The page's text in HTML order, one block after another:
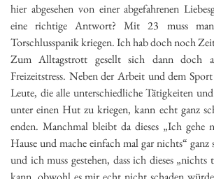
hier abgesehen von einer abgefahrenen
eine richtige Antwort? Mit 23 muss
Torschlusspanik kriegen. Ich hab doch noch
Zum Alltagstrott gesellt sich dann doch
Freizeitstress. Neben der Arbeit und dem
Leute, die alle unterschiedliche Tätigkeiten
unter einen Hut zu kriegen, kann echt ganz
enden. Manchmal bleibt da dieses „Ich gehe
Hause und mache einfach mal gar nichts“ ganz
und ich muss gestehen, dass ich dieses